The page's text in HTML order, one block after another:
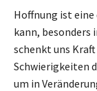
Hoffnung ist
kann, besonders
schenkt uns
Schwierigkeiten
um in